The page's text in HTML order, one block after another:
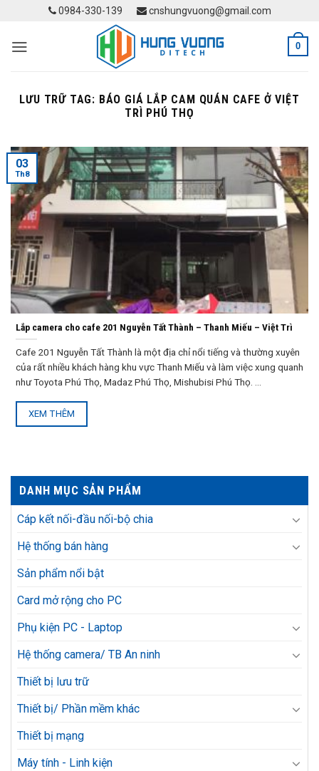
content
0984-330-139 cnshungvuong@gmail.com
0
LƯU TRỮ TAG: BÁO GIÁ LẮP CAM QUÁN CAFE Ở VIỆT
TRÌ PHÚ THỌ
Lắp camera cho cafe 201 Nguyễn Tất Thành – Thanh Miếu – Việt Trì
Cafe 201 Nguyễn Tất Thành là một địa chỉ nổi tiếng và thường xuyên
của rất nhiều khách hàng khu vực Thanh Miếu và làm việc xung quanh
như Toyota Phú Thọ, Madaz Phú Thọ, Mishubisi Phú Thọ. ...
XEM THÊM
03
Th8
DANH MỤC SẢN PHẨM
Cáp kết nối-đầu nối-bộ chia
Hệ thống bán hàng
Sản phẩm nổi bật
Card mở rộng cho PC
Phụ kiện PC - Laptop
Hệ thống camera/ TB An ninh
Thiết bị lưu trữ
Thiết bị/ Phần mềm khác
Thiết bị mạng
Máy tính - Linh kiện